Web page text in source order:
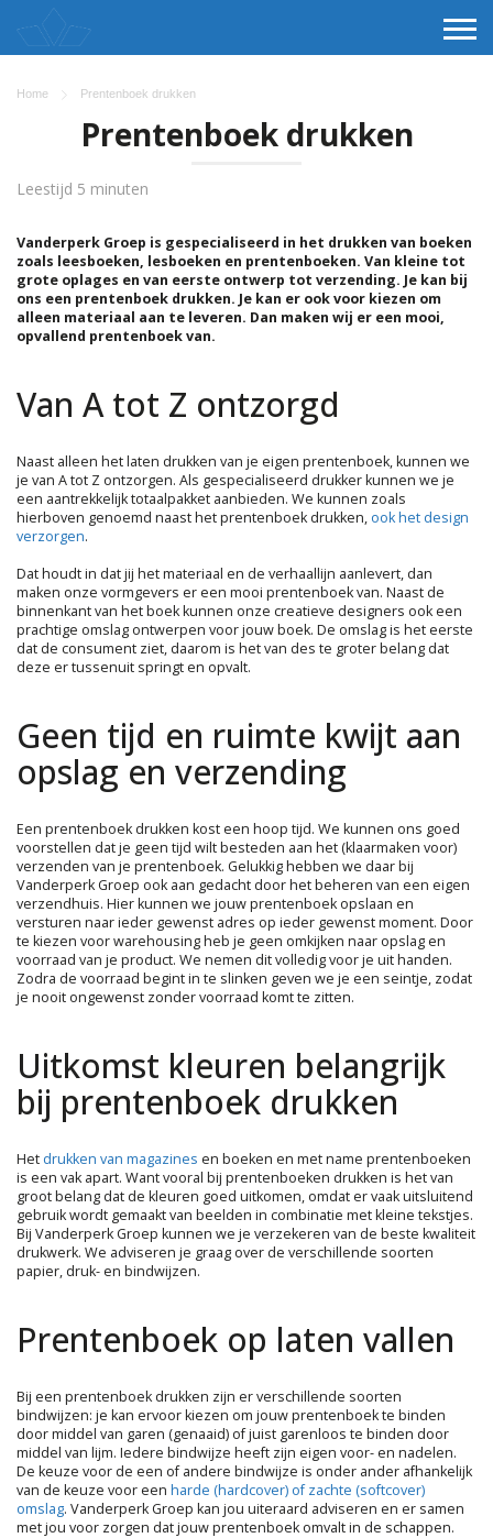
Home Prentenboek drukken
Prentenboek drukken
Leestijd 5 minuten
Vanderperk Groep is gespecialiseerd in het drukken van boeken
zoals leesboeken, lesboeken en prentenboeken. Van kleine tot
grote oplages en van eerste ontwerp tot verzending. Je kan bij
ons een prentenboek drukken. Je kan er ook voor kiezen om
alleen materiaal aan te leveren. Dan maken wij er een mooi,
opvallend prentenboek van.
Van A tot Z ontzorgd
Naast alleen het laten drukken van je eigen prentenboek, kunnen we
je van A tot Z ontzorgen. Als gespecialiseerd drukker kunnen we je
een aantrekkelijk totaalpakket aanbieden. We kunnen zoals
hierboven genoemd naast het prentenboek drukken, ook het design
verzorgen.
Dat houdt in dat jij het materiaal en de verhaallijn aanlevert, dan
maken onze vormgevers er een mooi prentenboek van. Naast de
binnenkant van het boek kunnen onze creatieve designers ook een
prachtige omslag ontwerpen voor jouw boek. De omslag is het eerste
dat de consument ziet, daarom is het van des te groter belang dat
deze er tussenuit springt en opvalt.
Geen tijd en ruimte kwijt aan
opslag en verzending
Een prentenboek drukken kost een hoop tijd. We kunnen ons goed
voorstellen dat je geen tijd wilt besteden aan het (klaarmaken voor)
verzenden van je prentenboek. Gelukkig hebben we daar bij
Vanderperk Groep ook aan gedacht door het beheren van een eigen
verzendhuis. Hier kunnen we jouw prentenboek opslaan en
versturen naar ieder gewenst adres op ieder gewenst moment. Door
te kiezen voor warehousing heb je geen omkijken naar opslag en
voorraad van je product. We nemen dit volledig voor je uit handen.
Zodra de voorraad begint in te slinken geven we je een seintje, zodat
je nooit ongewenst zonder voorraad komt te zitten.
Uitkomst kleuren belangrijk
bij prentenboek drukken
Het drukken van magazines en boeken en met name prentenboeken
is een vak apart. Want vooral bij prentenboeken drukken is het van
groot belang dat de kleuren goed uitkomen, omdat er vaak uitsluitend
gebruik wordt gemaakt van beelden in combinatie met kleine tekstjes.
Bij Vanderperk Groep kunnen we je verzekeren van de beste kwaliteit
drukwerk. We adviseren je graag over de verschillende soorten
papier, druk- en bindwijzen.
Prentenboek op laten vallen
Bij een prentenboek drukken zijn er verschillende soorten
bindwijzen: je kan ervoor kiezen om jouw prentenboek te binden
door middel van garen (genaaid) of juist garenloos te binden door
middel van lijm. Iedere bindwijze heeft zijn eigen voor- en nadelen.
De keuze voor de een of andere bindwijze is onder ander afhankelijk
van de keuze voor een harde (hardcover) of zachte (softcover)
omslag. Vanderperk Groep kan jou uiteraard adviseren en er samen
met jou voor zorgen dat jouw prentenboek omvalt in de schappen.